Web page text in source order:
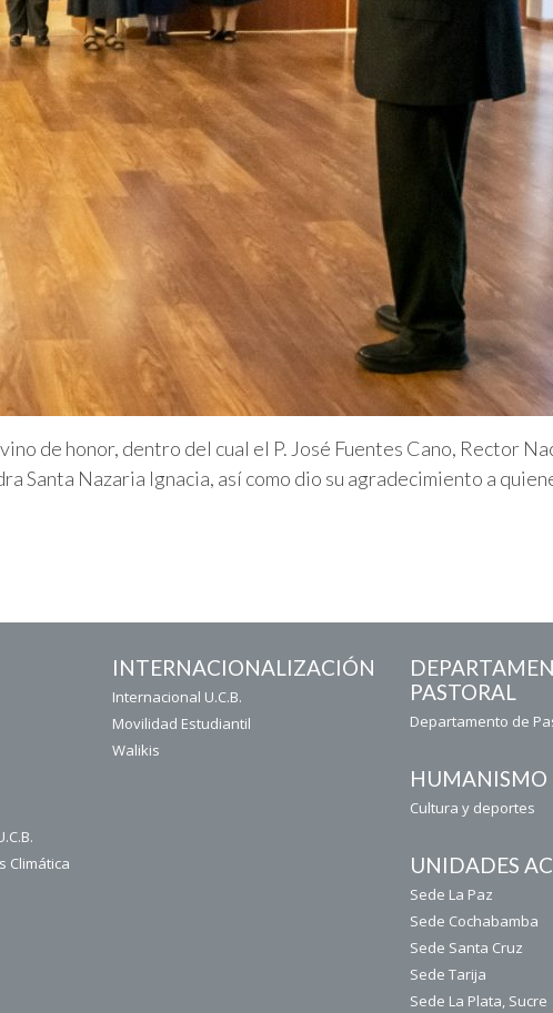
de honor, dentro del cual el P. José Fuentes Cano, Rector
Santa Nazaria Ignacia, así como dio su agradecimiento a
Climática
INTERNACIONALIZACIÓN
Internacional U.C.B.
Movilidad Estudiantil
Walikis
PASTORAL
Departamento de
HUMANISMO
Cultura y deportes
UNIDADES
Sede La Paz
Sede Cochabamba
Sede Santa Cruz
Sede Tarija
Sede La Plata, Sucre